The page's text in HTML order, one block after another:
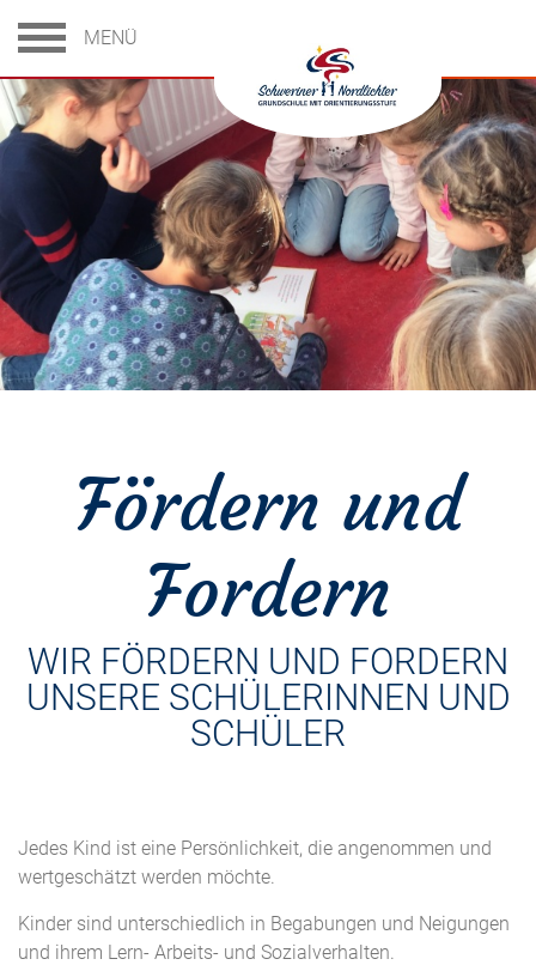
MENÜ
Fördern und
Fordern
WIR FÖRDERN UND FORDERN
UNSERE SCHÜLERINNEN UND
SCHÜLER
Jedes Kind ist eine Persönlichkeit, die angenommen und
wertgeschätzt werden möchte.
Kinder sind unterschiedlich in Begabungen und Neigungen
und ihrem Lern- Arbeits- und Sozialverhalten.